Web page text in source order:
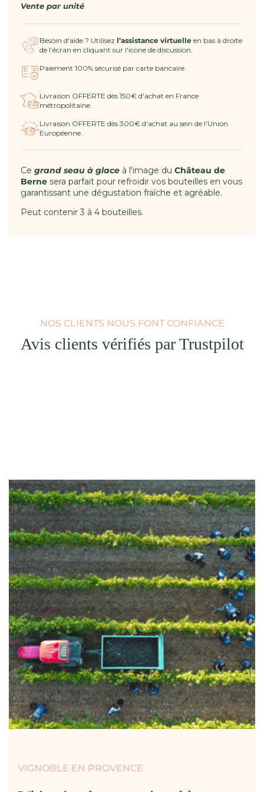
Château
-
Grand
seau
Château
-
Grand
seau
Vente par unité
Besoin d'aide ? Utilisez l’assistance virtuelle en bas à droite
de l’écran en cliquant sur l'icone de discussion.
Paiement 100% sécurisé par carte bancaire.
Livraison OFFERTE dès 150€ d'achat en France
métropolitaine.
Livraison OFFERTE dès 300€ d'achat au sein de l'Union
Européenne.
Ce grand seau à glace à l'image du Château de
Berne sera parfait pour refroidir vos bouteilles en vous
garantissant une dégustation fraîche et agréable.
Peut contenir 3 à 4 bouteilles.
NOS CLIENTS NOUS FONT CONFIANCE
Avis clients vérifiés par Trustpilot
VIGNOBLE EN PROVENCE